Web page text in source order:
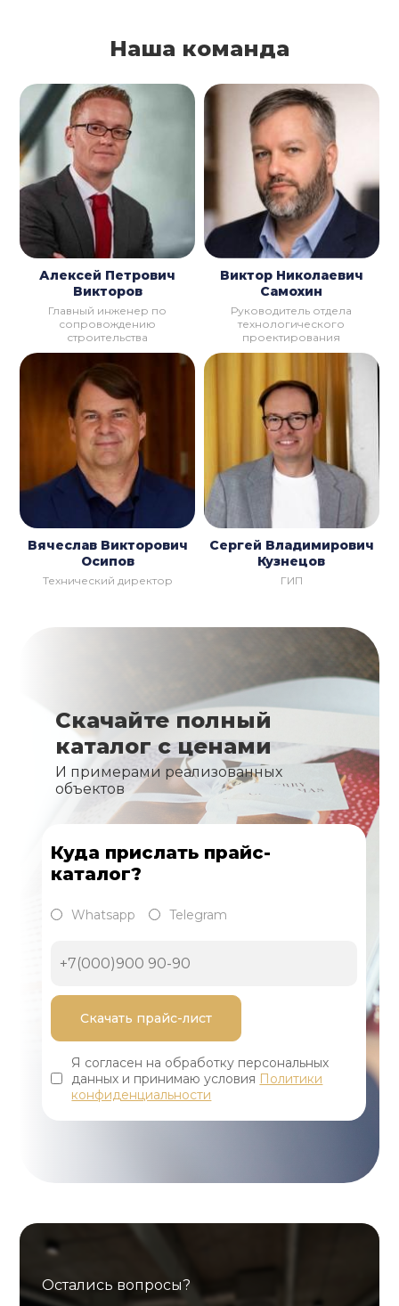
Наша команда
Алексей Петрович
Викторов
Главный инженер по
сопровождению
строительства
Виктор Николаевич
Самохин
Руководитель отдела
технологического
проектирования
Вячеслав Викторович
Осипов
Технический директор
Сергей Владимирович
Кузнецов
ГИП
Скачайте полный
каталог с ценами
И примерами реализованных
объектов
Куда прислать прайс-
каталог?
Whatsapp Telegram
Я согласен на обработку персональных
данных и принимаю условия Политики
конфиденциальности
Остались вопросы?